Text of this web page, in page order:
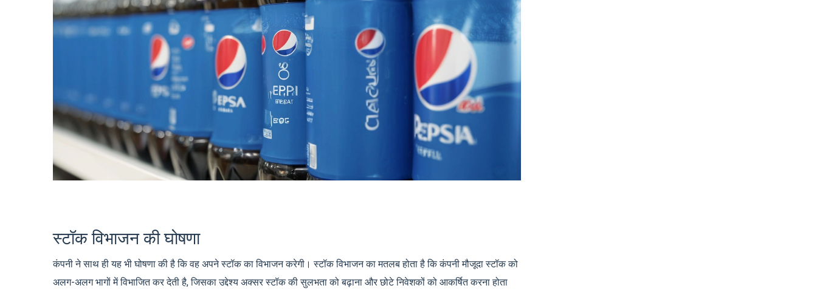
स्टॉक विभाजन की घोषणा
कंपनी ने साथ ही यह भी घोषणा की है कि वह अपने स्टॉक का विभाजन करेगी। स्टॉक विभाजन का मतलब होता है कि कंपनी मौजूदा स्टॉक को
अलग-अलग भागों में विभाजित कर देती है, जिसका उद्देश्य अक्सर स्टॉक की सुलभता को बढ़ाना और छोटे निवेशकों को आकर्षित करना होता